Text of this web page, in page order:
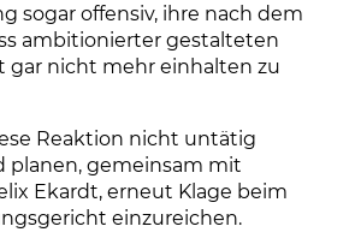
sogar offensiv, ihre nach dem
ambitionierter gestalteten
gar nicht mehr einhalten zu
Reaktion nicht untätig
planen, gemeinsam mit
Ekardt, erneut Klage beim
einzureichen.